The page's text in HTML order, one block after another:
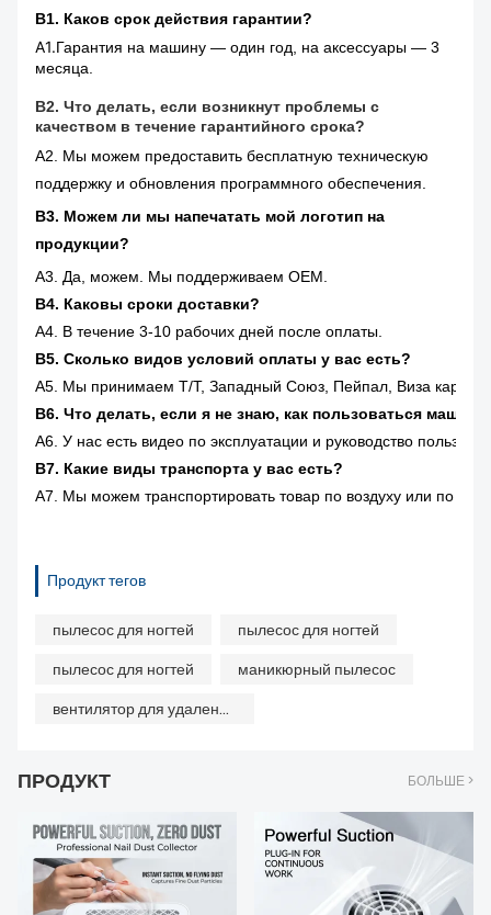
В1. Каков срок действия гарантии?
А1.Гарантия на машину — один год, на аксессуары — 3
месяца.
В2. Что делать, если возникнут проблемы с
качеством в течение гарантийного срока?
A2. Мы можем предоставить бесплатную техническую
поддержку и обновления программного обеспечения.
В3. Можем ли мы напечатать мой логотип на
продукции?
A3. Да, можем. Мы поддерживаем OEM.
В4. Каковы сроки доставки?
A4. В течение 3-10 рабочих дней после оплаты.
В5. Сколько видов условий оплаты у вас есть?
A5. Мы принимаем T/T, Западный Союз, Пейпал, Виза карта
В6. Что делать, если я не знаю, как пользоваться
A6. У нас есть видео по эксплуатации и руководство
В7. Какие виды транспорта у вас есть?
A7. Мы можем транспортировать товар по воздуху или по
Продукт тегов
пылесос для ногтей
пылесос для ногтей
пылесос для ногтей
маникюрный пылесос
вентилятор для удаления пыли с ногтей
ПРОДУКТ БОЛЬШЕ >